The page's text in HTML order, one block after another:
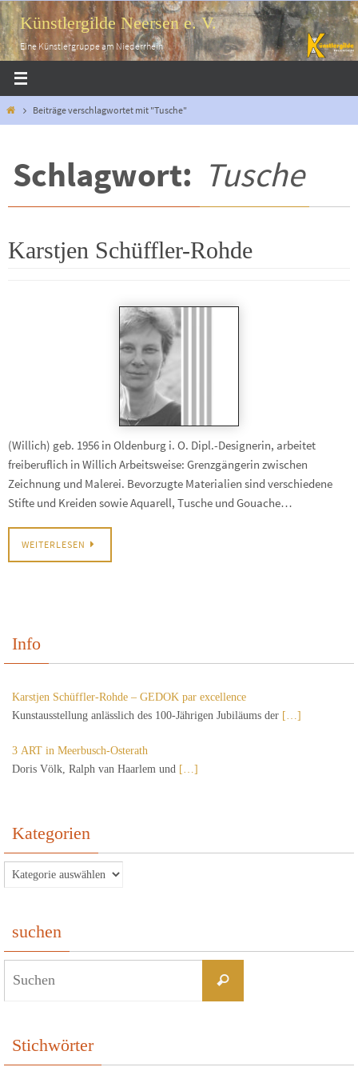
Zum
Inhalt
springen
Künstlergilde Neersen e. V.
Eine Künstlergruppe am Niederrhein
StartBeiträge verschlagwortet mit "Tusche"
Schlagwort: Tusche
Karstjen Schüffler-Rohde
(Willich) geb. 1956 in Oldenburg i. O. Dipl.-Designerin, arbeitet
freiberuflich in Willich Arbeitsweise: Grenzgängerin zwischen
Zeichnung und Malerei. Bevorzugte Materialien sind verschiedene
Stifte und Kreiden sowie Aquarell, Tusche und Gouache…
WEITERLESEN
Info
Karstjen Schüffler-Rohde – GEDOK par excellence
Kunstausstellung anlässlich des 100-Jährigen Jubiläums der […]
3 ART in Meerbusch-Osterath
Doris Völk, Ralph van Haarlem und […]
Kategorien
Kategorien
suchen
Suchen
Stichwörter